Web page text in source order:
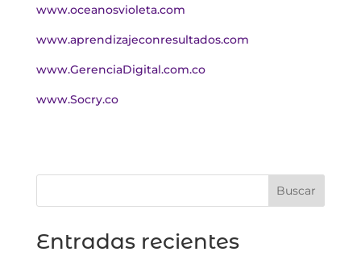
www.oceanosvioleta.com
www.aprendizajeconresultados.com
www.GerenciaDigital.com.co
www.Socry.co
Buscar
Entradas recientes